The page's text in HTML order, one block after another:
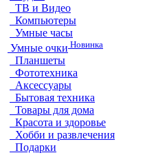
ТВ и Видео
Компьютеры
Умные часы
Умные очки Новинка
Планшеты
Фототехника
Аксессуары
Бытовая техника
Товары для дома
Красота и здоровье
Хобби и развлечения
Подарки